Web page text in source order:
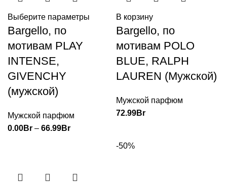
Выберите параметры
Bargello, по
мотивам PLAY
INTENSE,
GIVENCHY
(мужской)
Мужской парфюм
0.00Br – 66.99Br
В корзину
Bargello, по
мотивам POLO
BLUE, RALPH
LAUREN (Мужской)
Мужской парфюм
72.99Br
-50%